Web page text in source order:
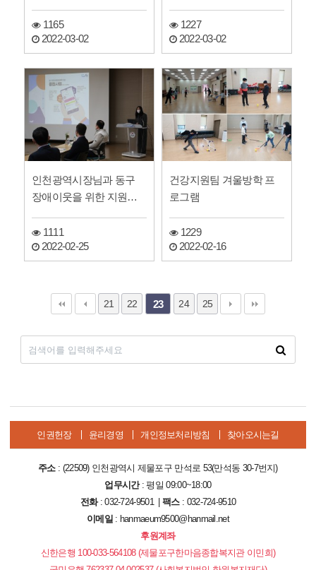
1165
2022-03-02
1227
2022-03-02
인천광역시장님과 동구
장애이웃을 위한 지원방
1111
2022-02-25
건강지원팀 겨울방학 프
로그램
1229
2022-02-16
21 22 23 24 25
인권헌장 윤리경영 개인정보처리방침 찾아오시는길
주소: (22509) 인천광역시 제물포구 만석로 53(만석동 30-7번지)
업무시간: 평일 09:00~18:00
전화: 032-724-9501 |팩스: 032-724-9510
이메일: hanmaeum9500@hanmail.net
후원계좌
신한은행 100-033-564108 (제물포구한마음종합복지관 이민희)